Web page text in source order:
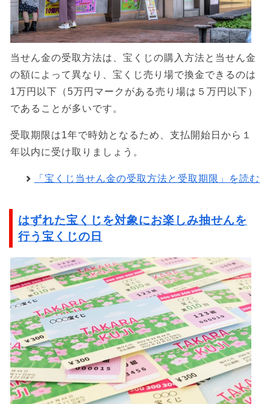
当せん金の受取方法は、宝くじの購入方法と当せん金
の額によって異なり、宝くじ売り場で換金できるのは
1万円以下（5万円マークがある売り場は５万円以下）
であることが多いです。
受取期限は1年で時効となるため、支払開始日から１
年以内に受け取りましょう。
「宝くじ当せん金の受取方法と受取期限」を読む
はずれた宝くじを対象にお楽しみ抽せんを
行う宝くじの日